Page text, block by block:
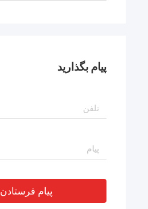
پیام بگذارید
پیام فرستادن